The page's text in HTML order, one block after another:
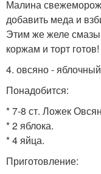
Малина
добавить меда и
Этим же желе
коржам и торт готов!
4. овсяно -
Понадобится:
* 7-8 ст. Ложек
* 2 яблока.
* 4 яйца.
Приготовление: